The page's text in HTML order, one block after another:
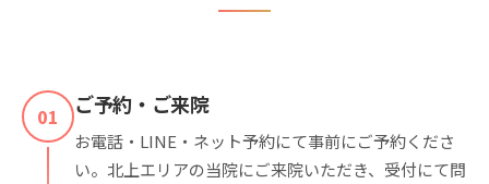
01 ご予約・ご来院
お電話・LINE・ネット予約にて事前にご予約くださ
い。北上エリアの当院にご来院いただき、受付にて問